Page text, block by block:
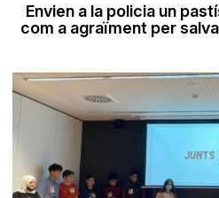
Envien a la policia un
com a agraïment per